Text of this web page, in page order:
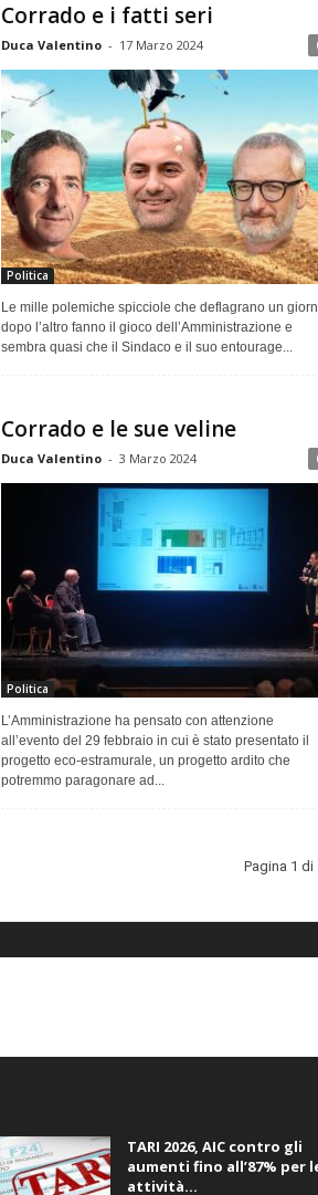
Corrado e i fatti seri
Duca Valentino - 17 Marzo 2024
Politica
Le mille polemiche spicciole che deflagrano un
dopo l’altro fanno il gioco dell’Amministrazione e
sembra quasi che il Sindaco e il suo entourage...
Corrado e le sue veline
Duca Valentino - 3 Marzo 2024
Politica
L’Amministrazione ha pensato con attenzione
all’evento del 29 febbraio in cui è stato presentato il
progetto eco-estramurale, un progetto ardito che
potremmo paragonare ad...
Pagina 1 di
TARI 2026, AIC contro gli
aumenti fino all’87% per
attività...